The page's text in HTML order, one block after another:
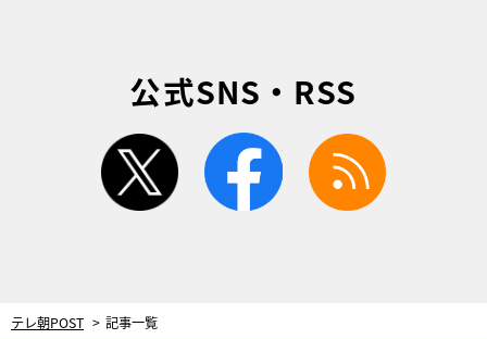
公式SNS・RSS
twitter facebook
テレ朝POST 記事一覧